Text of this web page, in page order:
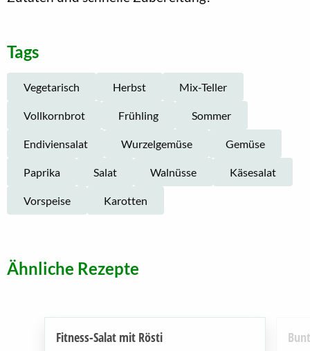
Tags
Vegetarisch Herbst Mix-Teller
Vollkornbrot Frühling Sommer
Endiviensalat Wurzelgemüse Gemüse
Paprika Salat Walnüsse Käsesalat
Vorspeise Karotten
Ähnliche Rezepte
Fitness-Salat mit Rösti